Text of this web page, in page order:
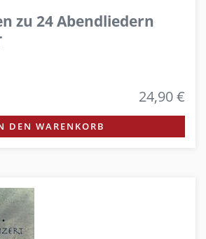
zu 24 Abendliedern
24,90 €
DEN WARENKORB